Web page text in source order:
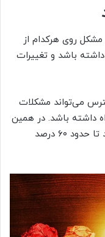
روی هرکدام از
باشد و تغییرات
می‌تواند مشکلات
داشته باشد. در همین
راستا، گفته می‌شود که پیاده‌روی می‌تواند تا حدود ۶۰ درصد